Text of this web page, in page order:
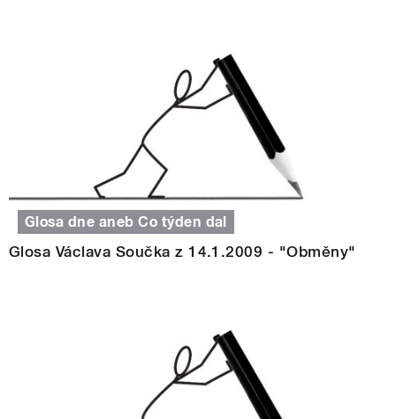
Glosa dne aneb Co týden dal
Glosa Václava Součka z 14.1.2009 - "Obměny"